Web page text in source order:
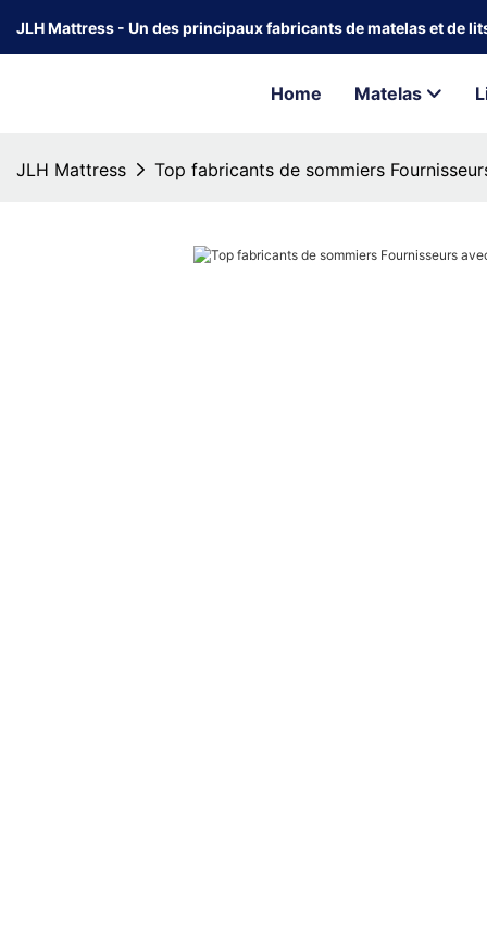
JLH Mattress - Un des principaux fabricants de matelas et de
Home Matelas
JLH Mattress Top fabricants de sommiers